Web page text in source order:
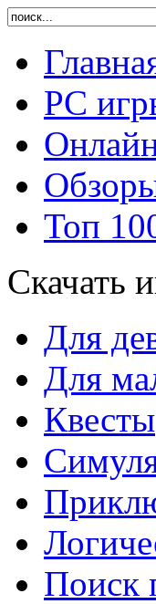
PC
Топ
Скачать
Для
Для
Квесты
Поиск